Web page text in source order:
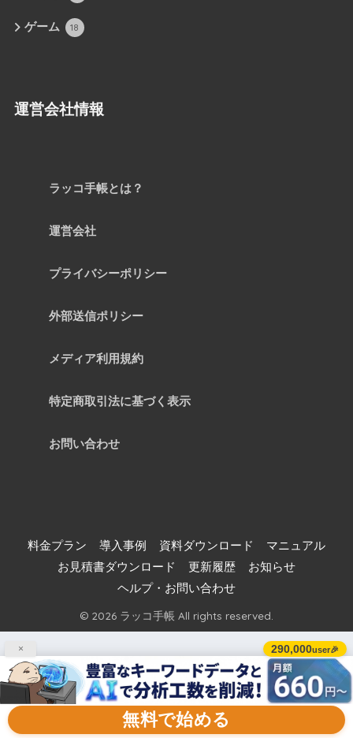
× 290,000user🎉
無料で始める
ゲーム 18
運営会社情報
ラッコ手帳とは？
運営会社
プライバシーポリシー
外部送信ポリシー
メディア利用規約
特定商取引法に基づく表示
お問い合わせ
料金プラン 導入事例 資料ダウンロード
マニュアル
お見積書ダウンロード
更新履歴
お知らせ
ヘルプ・お問い合わせ
© 2026 ラッコ手帳 All rights reserved.